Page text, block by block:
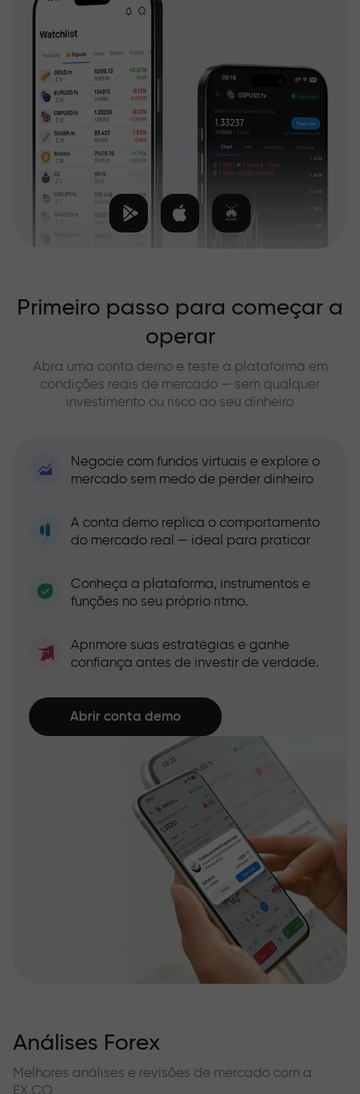
Primeiro passo para começar a
operar
Abra uma conta demo e teste a plataforma em
condições reais de mercado — sem qualquer
investimento ou risco ao seu dinheiro
Negocie com fundos virtuais e explore o
mercado sem medo de perder dinheiro
A conta demo replica o comportamento
do mercado real — ideal para praticar
Conheça a plataforma, instrumentos e
funções no seu próprio ritmo.
Aprimore suas estratégias e ganhe
confiança antes de investir de verdade.
Abrir conta demo
Análises Forex
Melhores análises e revisões de mercado com a
FX.CO